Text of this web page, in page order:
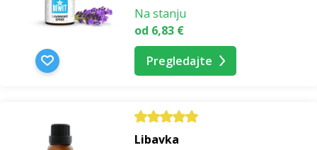
Na stanju
od 6,83 €
Pregledajte
Libavka